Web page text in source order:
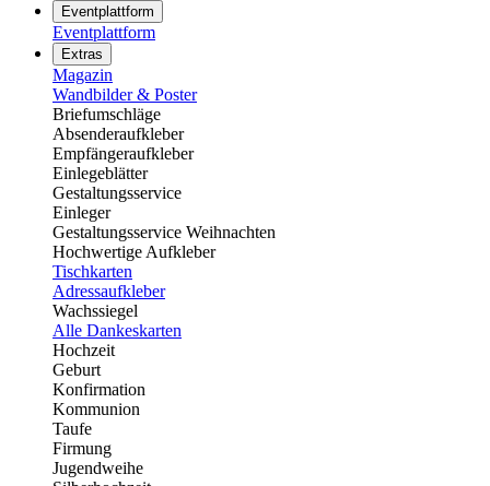
Eventplattform
Eventplattform
Extras
Magazin
Wandbilder & Poster
Briefumschläge
Absenderaufkleber
Empfängeraufkleber
Einlegeblätter
Gestaltungsservice
Einleger
Gestaltungsservice Weihnachten
Hochwertige Aufkleber
Tischkarten
Adressaufkleber
Wachssiegel
Alle Dankeskarten
Hochzeit
Geburt
Konfirmation
Kommunion
Taufe
Firmung
Jugendweihe